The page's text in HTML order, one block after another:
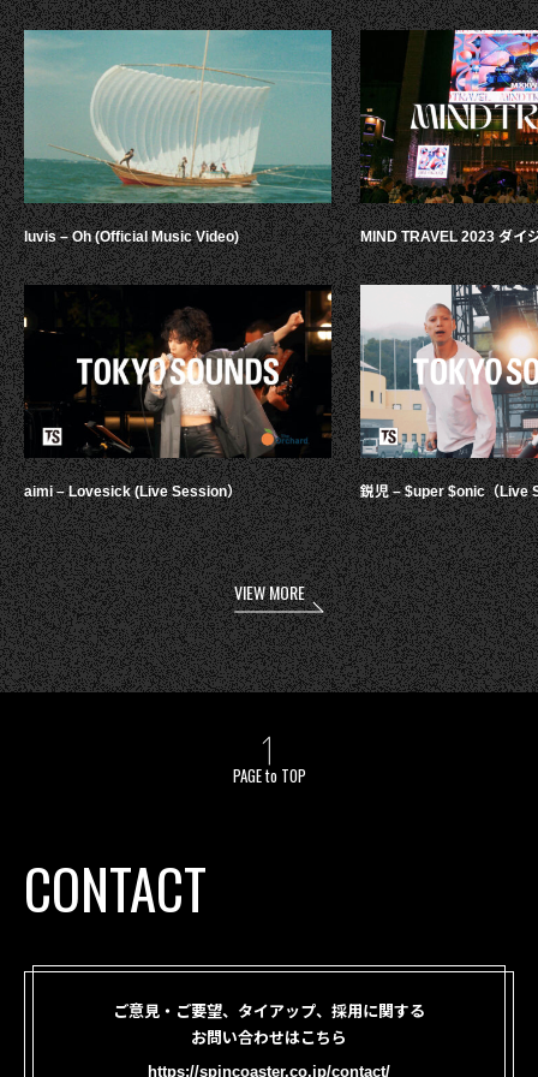
luvis – Oh (Official Music Video)
aimi – Lovesick (Live Session）
MIND TRAVEL 2023 ダイ
鋭児 – $uper $onic（Live
VIEW MORE
PAGE to TOP
CONTACT
ご意見・ご要望、タイアップ、採用に関する
お問い合わせはこちら
https://spincoaster.co.jp/contact/